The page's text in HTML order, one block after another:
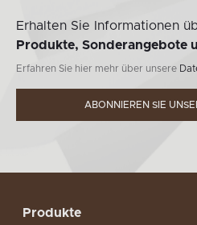
Erhalten Sie Informationen
Produkte, Sonderangebote
Erfahren Sie hier mehr über unsere
ABONNIEREN SIE
Produkte